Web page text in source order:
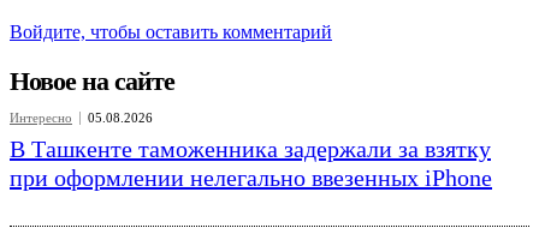
Войдите, чтобы оставить комментарий
Новое на сайте
Интересно 05.08.2026
В Ташкенте таможенника задержали за взятку
при оформлении нелегально ввезенных iPhone